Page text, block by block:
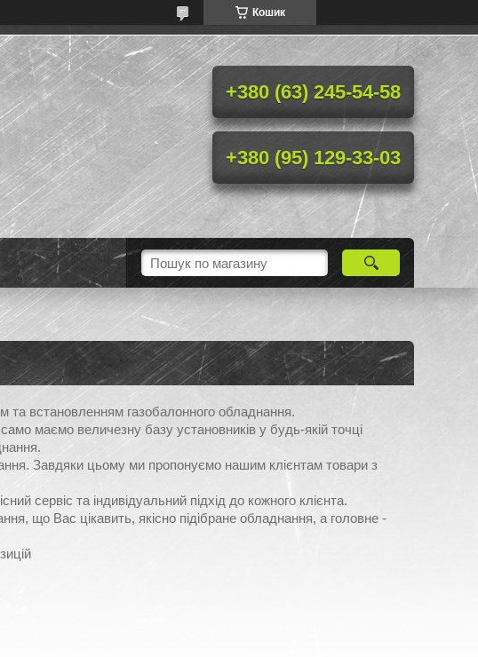
Кошик
+380 (63) 245-54-58
+380 (95) 129-33-03
та встановленням газобалонного обладнання.
маємо величезну базу установників у будь-якій точці
Завдяки цьому ми пропонуємо нашим клієнтам товари з
сервіс та індивідуальний підхід до кожного клієнта.
що Вас цікавить, якісно підібране обладнання, а головне -